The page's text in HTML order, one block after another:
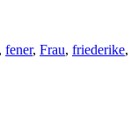
, fener, Frau, friederike,